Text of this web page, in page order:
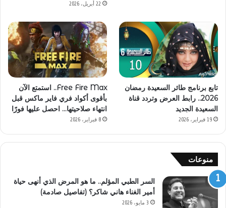
22 أبريل، 2026
تابع برنامج طائر السعيدة رمضان
2026.. رابط العرض وتردد قناة
السعيدة الجديد
19 فبراير، 2026
Free Fire Max.. استمتع الآن
بأقوى أكواد فري فاير ماكس قبل
انتهاء صلاحيتها… احصل عليها فورًا
8 فبراير، 2026
منوعات
السر الطبي المؤلم.. ما هو المرض الذي أنهى حياة
أمير الغناء هاني شاكر؟ (تفاصيل صادمة)
3 مايو، 2026